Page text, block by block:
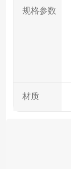
规格参数
材质